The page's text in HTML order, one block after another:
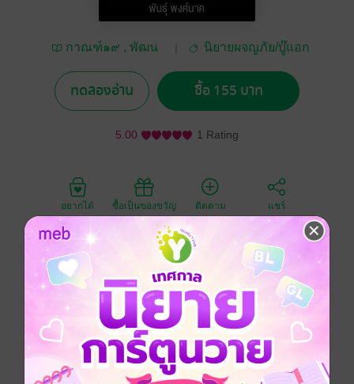
กาณฑ์๑๙ , พัฒน
พันธุ์ พงศ์นาค , ภัต
พันธุ์พงศ์ , พัฒน์ พันธุ์
นิยายผจญภัย/บู๊แอก
ทดลองอ่าน ซื้อ 155 บาท
5.00 1 Rating
อยากได้ ซื้อเป็นของขวัญ ติดตาม แชร์
พีช พิมพา จำเป็นต้องกลับไปปฏิบัติการทางทหารใน
กัมพูชาอีกครั้ง แต่ทว่า มันกลายเป็นภารกิจลวงที่มีเป้า
หมายอื่นแอบแฝง
แอกชัน